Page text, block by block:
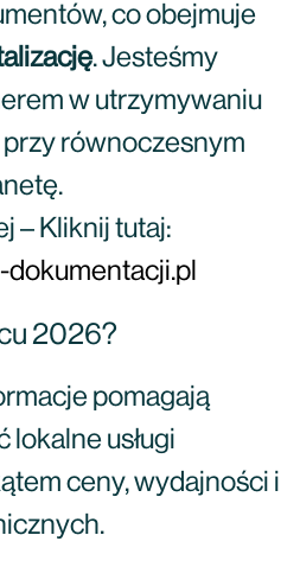
co obejmuje
. Jesteśmy
w utrzymywaniu
równoczesnym
– Kliknij tutaj:
2026?
pomagają
usługi
ceny, wydajności i